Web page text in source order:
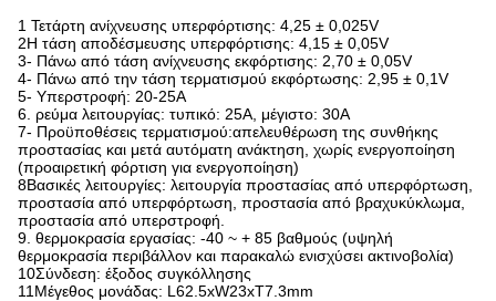
1 Τετάρτη ανίχνευσης υπερφόρτισης: 4,25 ± 0,025V
2Η τάση αποδέσμευσης υπερφόρτισης: 4,15 ± 0,05V
3- Πάνω από τάση ανίχνευσης εκφόρτισης: 2,70 ± 0,05V
4- Πάνω από την τάση τερματισμού εκφόρτωσης: 2,95 ± 0,1V
5- Υπερστροφή: 20-25A
6. ρεύμα λειτουργίας: τυπικό: 25A, μέγιστο: 30A
7- Προϋποθέσεις τερματισμού:απελευθέρωση της συνθήκης
προστασίας και μετά αυτόματη ανάκτηση, χωρίς ενεργοποίηση
(προαιρετική φόρτιση για ενεργοποίηση)
8Βασικές λειτουργίες: λειτουργία προστασίας από υπερφόρτωση,
προστασία από υπερφόρτωση, προστασία από βραχυκύκλωμα,
προστασία από υπερστροφή.
9. θερμοκρασία εργασίας: -40 ~ + 85 βαθμούς (υψηλή
θερμοκρασία περιβάλλον και παρακαλώ ενισχύσει ακτινοβολία)
10Σύνδεση: έξοδος συγκόλλησης
11Μέγεθος μονάδας: L62.5xW23xT7.3mm